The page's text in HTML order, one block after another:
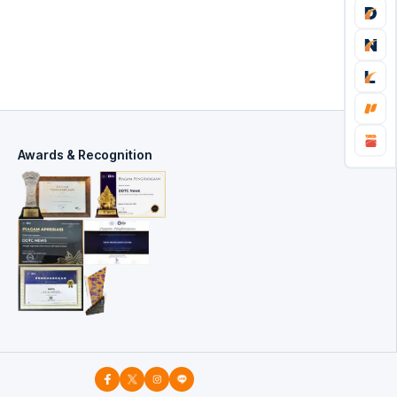
Awards & Recognition